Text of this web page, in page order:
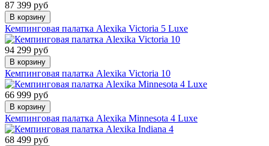
87 399 руб
В корзину
Кемпинговая палатка Alexika Victoria 5 Luxe
94 299 руб
В корзину
Кемпинговая палатка Alexika Victoria 10
66 999 руб
В корзину
Кемпинговая палатка Alexika Minnesota 4 Luxe
68 499 руб